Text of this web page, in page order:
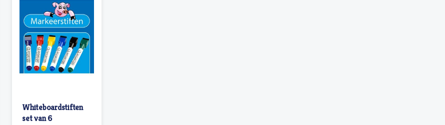
Whiteboardstiften
set van 6